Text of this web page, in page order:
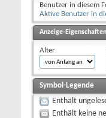
Benutzer in diesem
Aktive Benutzer in
Anzeige-Eigenschaften
Alter
Symbol-Legende
Enthält
Enthält keine